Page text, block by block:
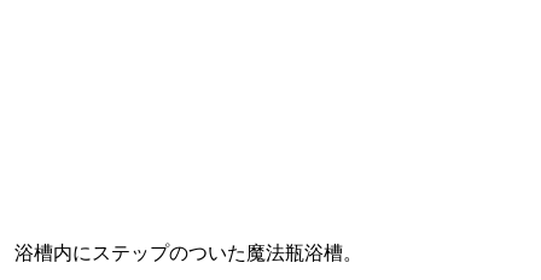
浴槽内にステップのついた魔法瓶浴槽。